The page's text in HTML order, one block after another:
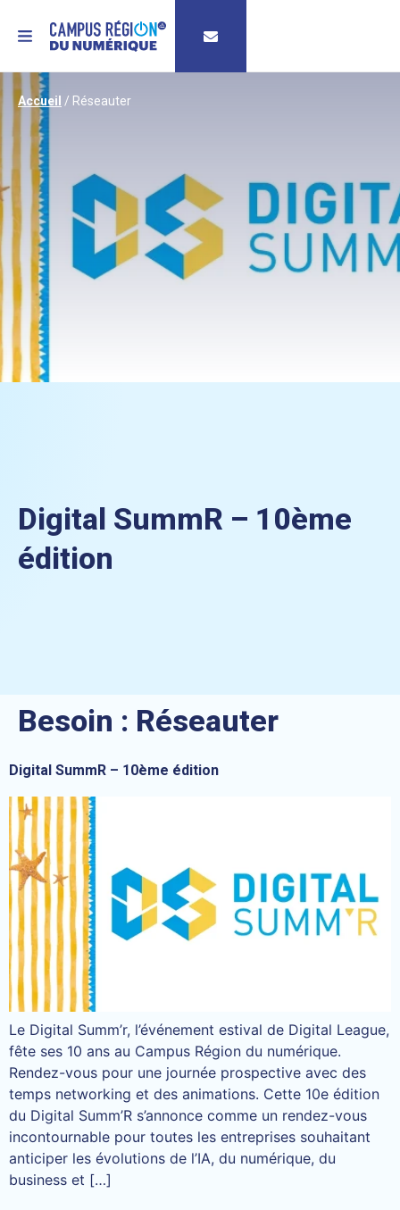
MENU
Accueil / Réseauter
Digital SummR – 10ème
édition
Besoin : Réseauter
Digital SummR – 10ème édition
Le Digital Summ’r, l’événement estival de Digital League,
fête ses 10 ans au Campus Région du numérique.
Rendez-vous pour une journée prospective avec des
temps networking et des animations. Cette 10e édition
du Digital Summ’R s’annonce comme un rendez-vous
incontournable pour toutes les entreprises souhaitant
anticiper les évolutions de l’IA, du numérique, du
business et […]